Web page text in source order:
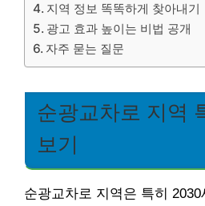
지역 정보 똑똑하게 찾아내기
광고 효과 높이는 비법 공개
자주 묻는 질문
순광교차로 지역
보기
순광교차로 지역은 특히